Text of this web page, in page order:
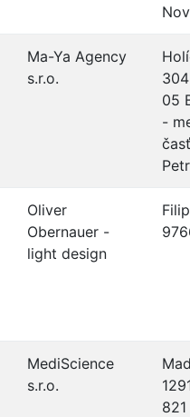
Ma-Ya Agency
s.r.o.
05
-
časť
Oliver
Obernauer -
light design
MediScience
s.r.o.